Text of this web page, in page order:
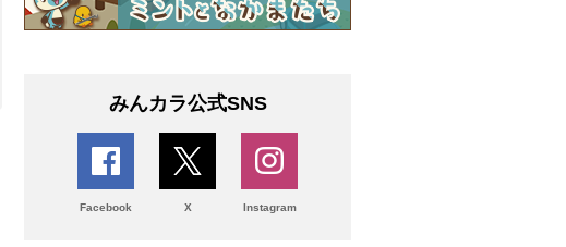
みんカラ公式SNS
Facebook X Instagram